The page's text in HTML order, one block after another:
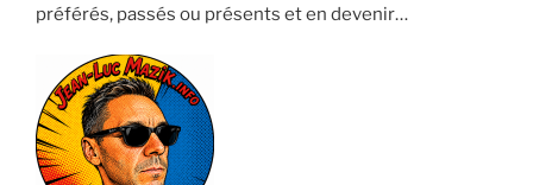
préférés, passés ou présents et en devenir…